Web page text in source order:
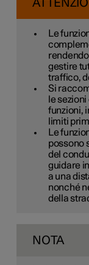
Le
gestire
traffico,
Si
le
funzioni,
limiti
Le
possono
del
guidare
a una
nonché
della
NOTA